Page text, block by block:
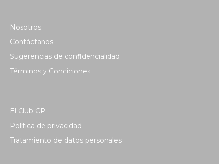
Nosotros
Contáctanos
Sugerencias de confidencialidad
Términos y Condiciones
El Club CP
Política de privacidad
Tratamiento de datos personales